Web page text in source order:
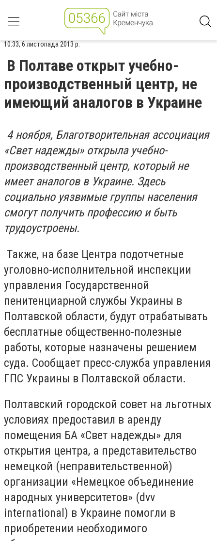
10:33, 6 листопада 2013 р.
В Полтаве открыт учебно-
производственный центр, не
имеющий аналогов в Украине
4 ноября, Благотворительная ассоциация
«Свет надежды» открыла учебно-
производственный центр, который не
имеет аналогов в Украине. Здесь
социально уязвимые группы населения
смогут получить профессию и быть
трудоустроены.
Также, на базе Центра подотчетные
уголовно-исполнительной инспекции
управления Государственной
пенитенциарной службы Украины в
Полтавской области, будут отрабатывать
бесплатные общественно-полезные
работы, которые назначены решением
суда. Сообщает пресс-служба управления
ГПС Украины в Полтавской области.
Полтавский городской совет на льготных
условиях предоставил в аренду
помещения БА «Свет надежды» для
открытия центра, а представительство
немецкой (неправительственной)
организации «Немецкое объединение
народных университетов» (dvv
international) в Украине помогли в
приобретении необходимого